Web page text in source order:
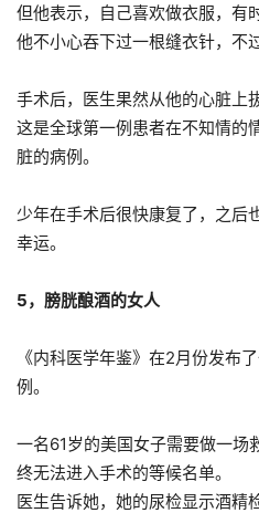
但他表示，自己喜欢做衣服，有
他不小心吞下过一根缝衣针，不
手术后，医生果然从他的心脏上
这是全球第一例患者在不知情的
脏的病例。
少年在手术后很快康复了，之后
幸运。
5，膀胱酿酒的女人
《内科医学年鉴》在2月份发布
例。
一名61岁的美国女子需要做一场
终无法进入手术的等候名单。
医生告诉她，她的尿检显示酒精